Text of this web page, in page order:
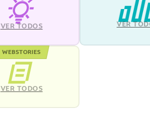
VER TODOS VER
WEBSTORIES
VER TODOS